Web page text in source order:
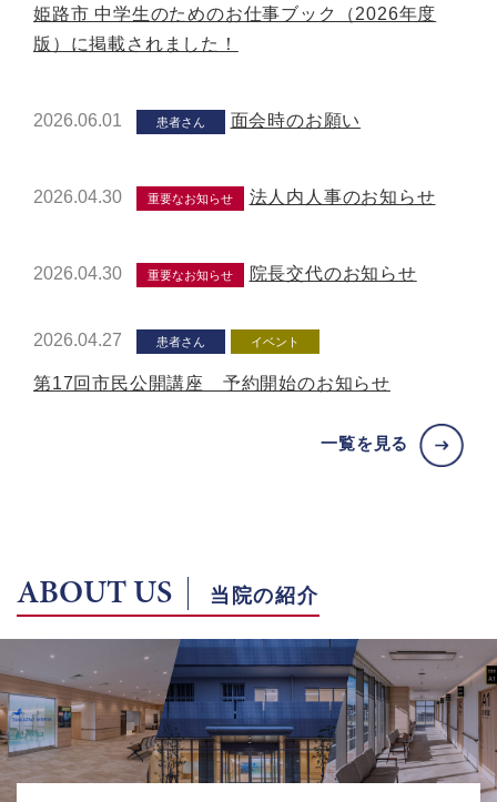
姫路市 中学生のためのお仕事ブック（2026年度
版）に掲載されました！
2026.06.01 患者さん 面会時のお願い
2026.04.30 重要なお知らせ 法人内人事のお知らせ
2026.04.30 重要なお知らせ 院長交代のお知らせ
2026.04.27 患者さん イベント
第17回市民公開講座 予約開始のお知らせ
一覧を見る
ABOUT US 当院の紹介